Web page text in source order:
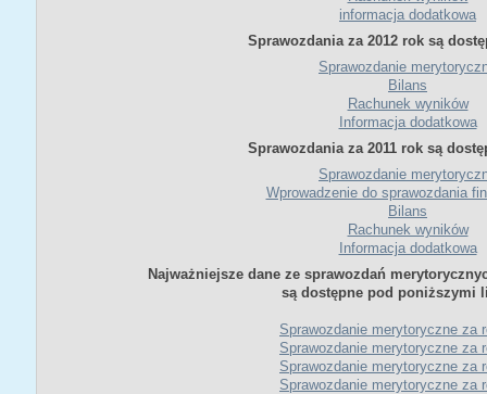
informacja dodatkowa
Sprawozdania za 2012 rok są
Sprawozdanie
Bilans
Rachunek wyników
Informacja dodatkowa
Sprawozdania za 2011 rok są
Sprawozdanie
Wprowadzenie do sprawozdania
Bilans
Rachunek wyników
Informacja dodatkowa
Najważniejsze dane ze sprawozdań
są dostępne pod poniższymi
Sprawozdanie merytoryczne za
Sprawozdanie merytoryczne za
Sprawozdanie merytoryczne za
Sprawozdanie merytoryczne za